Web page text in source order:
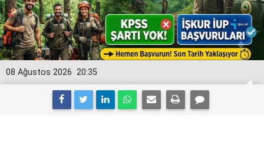
20:35
08 Ağustos 2026